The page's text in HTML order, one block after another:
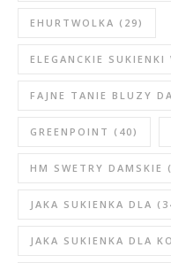
EHURTWOLKA (29)
ELEGANCKIE SUKIENKI
FAJNE TANIE BLUZY
GREENPOINT (40)
HM SWETRY DAMSKIE
JAKA SUKIENKA DLA
JAKA SUKIENKA DLA